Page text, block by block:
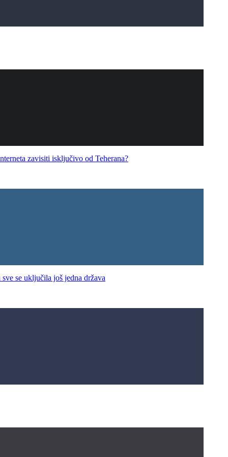
zavisiti isključivo od Teherana?
se uključila još jedna država